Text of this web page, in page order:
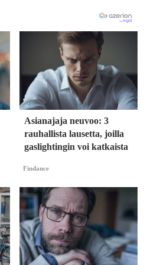
Asianajaja neuvoo: 3
rauhallista lausetta, joilla
gaslightingin voi katkaista
Findance